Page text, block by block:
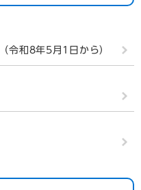
令和8年5月1日から）